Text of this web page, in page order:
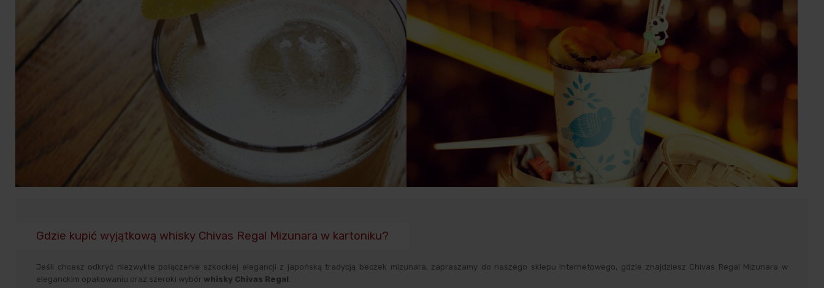
Gdzie kupić wyjątkową whisky Chivas Regal Mizunara w kartoniku?
Jeśli chcesz odkryć niezwykłe połączenie szkockiej elegancji z japońską tradycją beczek mizunara, zapraszamy do naszego sklepu internetowego, gdzie znajdziesz Chivas Regal Mizunara w
eleganckim opakowaniu oraz szeroki wybór whisky Chivas Regal